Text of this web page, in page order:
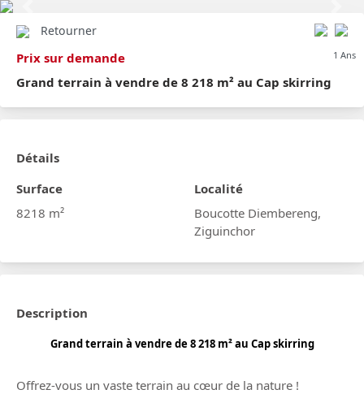
Retourner
Prix sur demande 1 Ans
Grand terrain à vendre de 8 218 m² au Cap skirring
Détails
Surface
8218 m²
Localité
Boucotte Diembereng,
Ziguinchor
Description
Grand terrain à vendre de 8 218 m² au Cap skirring
Offrez-vous un vaste terrain au cœur de la nature !